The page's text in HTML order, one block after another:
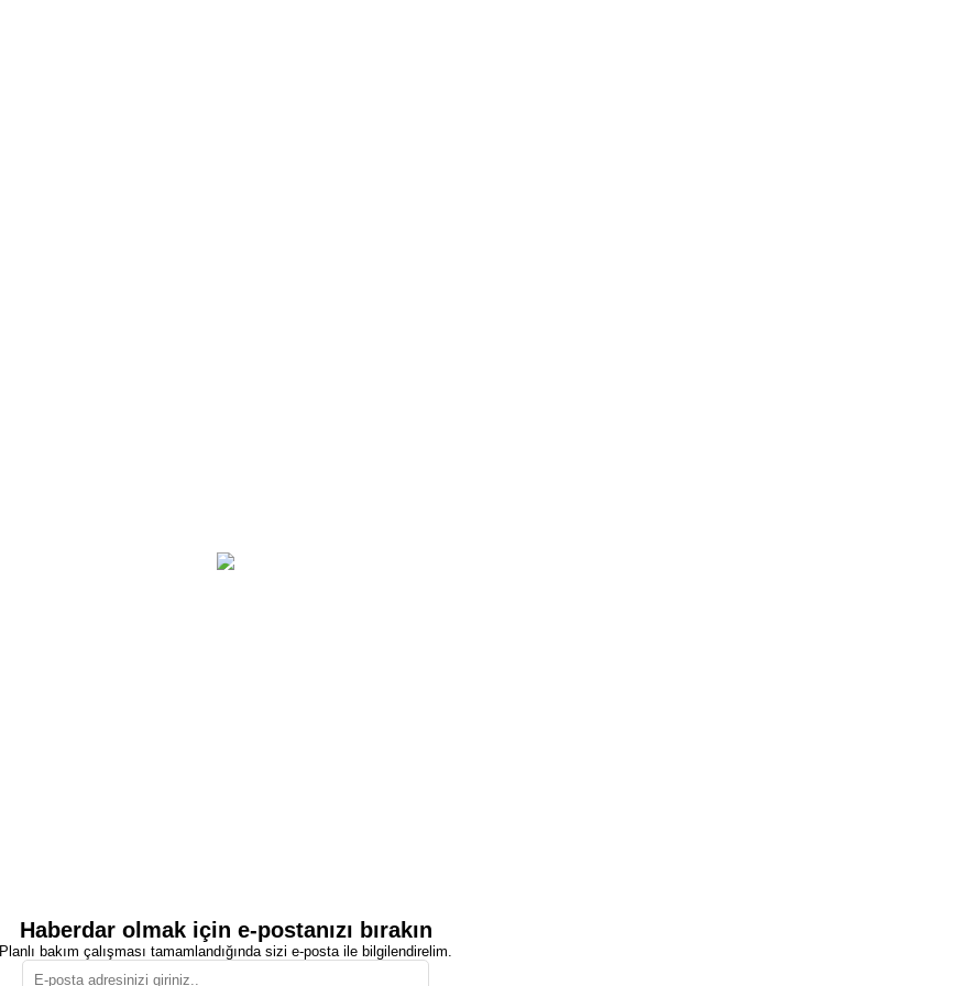
Haberdar olmak için e-postanızı bırakın
Planlı bakım çalışması tamamlandığında sizi e-posta ile bilgilendirelim.